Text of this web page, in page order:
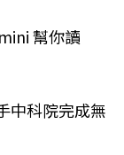
幫你讀
中科院完成無